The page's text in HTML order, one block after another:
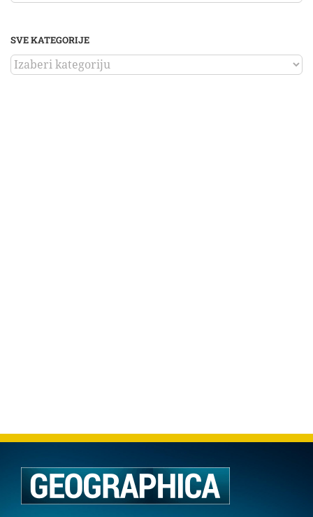
SVE KATEGORIJE
SVE
KATEGORIJE